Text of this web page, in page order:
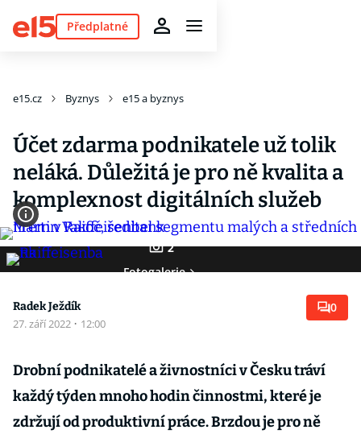
Předplatné
e15.cz Byznys e15 a byznys
Účet zdarma podnikatele už tolik
neláká. Důležitá je pro ně kvalita a
komplexnost digitálních služeb
2
Fotogalerie
Radek Ježdík
27. září 2022 · 12:00
0
Drobní podnikatelé a živnostníci v Česku tráví
každý týden mnoho hodin činnostmi, které je
zdržují od produktivní práce. Brzdou je pro ně